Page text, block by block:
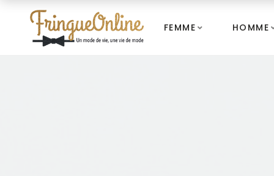
FEMME HOMME